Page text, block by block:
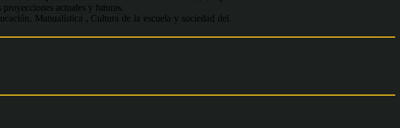
actuales y futuras.
Manualística , Cultura de la escuela y sociedad del